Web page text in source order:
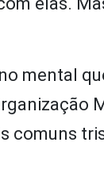
mental
comuns